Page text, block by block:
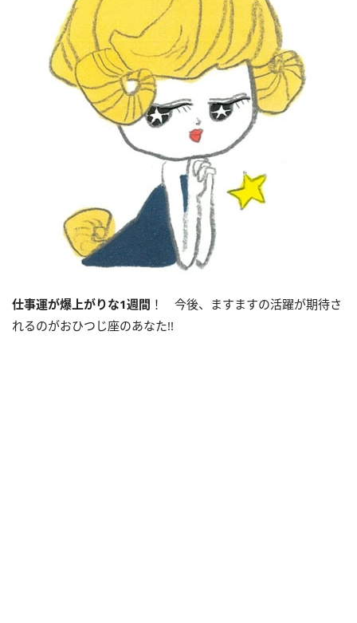
仕事運が爆上がりな1週間 ！ 今後、ますますの活躍が期待さ
れるのがおひつじ座のあなた!!